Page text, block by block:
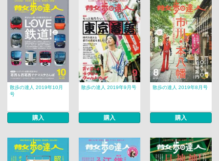
散歩の達人 2019年10月
号
購入
散歩の達人 2019年9月号
購入
散歩の達人 2019年8月号
購入